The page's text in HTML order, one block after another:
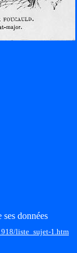
données
liste_sujet-1.htm